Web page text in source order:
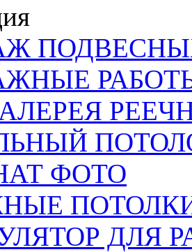
ПОДВЕСНЫХ
ФОТО
ДЛЯ